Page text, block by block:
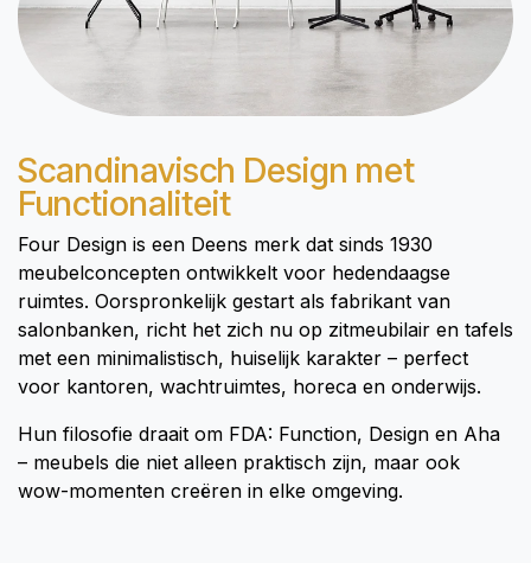
Scandinavisch Design met
Functionaliteit
Four Design is een Deens merk dat sinds 1930
meubelconcepten ontwikkelt voor hedendaagse
ruimtes. Oorspronkelijk gestart als fabrikant van
salonbanken, richt het zich nu op zitmeubilair en tafels
met een minimalistisch, huiselijk karakter – perfect
voor kantoren, wachtruimtes, horeca en onderwijs.
Hun filosofie draait om FDA: Function, Design en Aha
– meubels die niet alleen praktisch zijn, maar ook
wow-momenten creëren in elke omgeving.